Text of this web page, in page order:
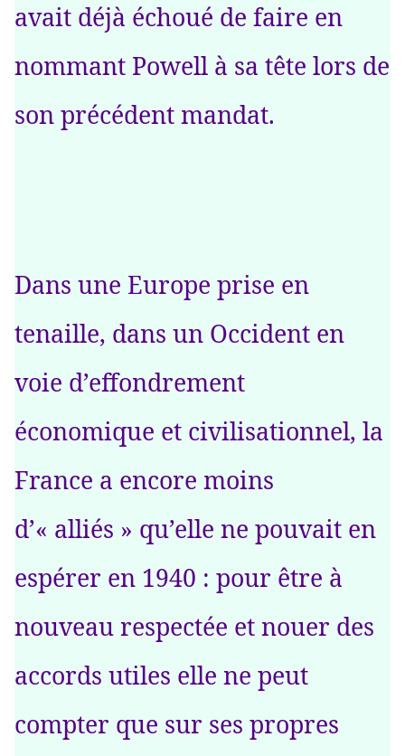
avait déjà échoué de faire en
nommant Powell à sa tête lors de
son précédent mandat.
Dans une Europe prise en
tenaille, dans un Occident en
voie d’effondrement
économique et civilisationnel, la
France a encore moins
d’« alliés » qu’elle ne pouvait en
espérer en 1940 : pour être à
nouveau respectée et nouer des
accords utiles elle ne peut
compter que sur ses propres